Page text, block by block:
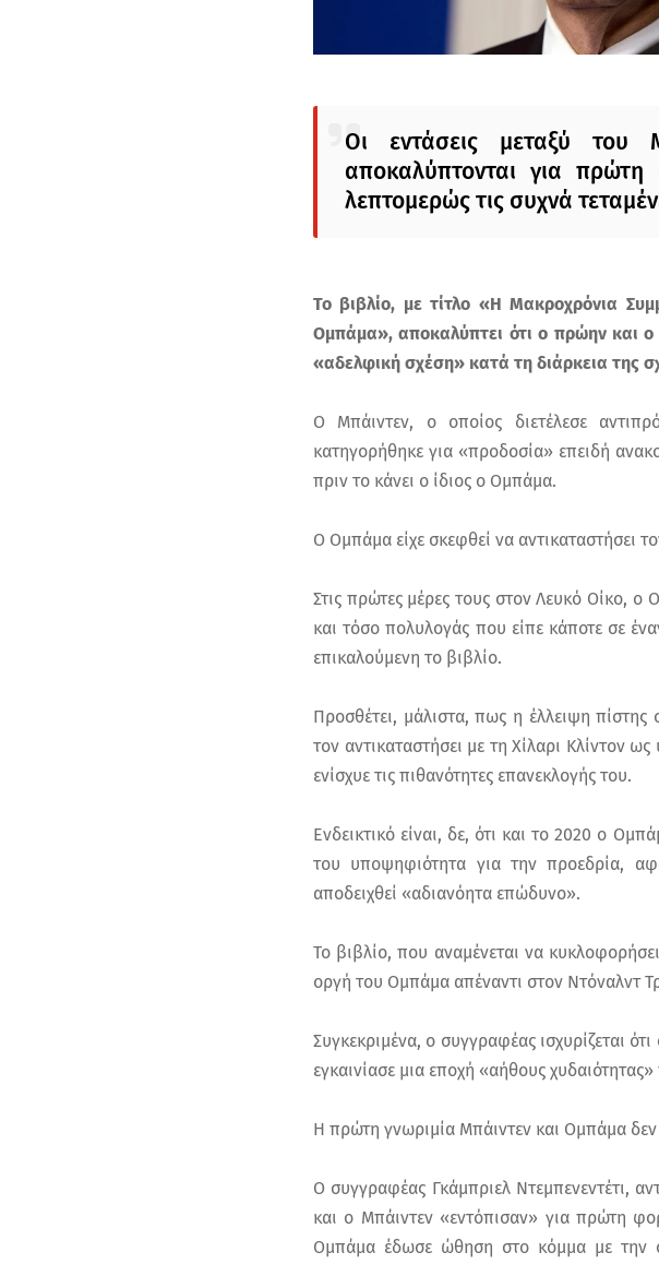
Οι εντάσεις μεταξύ
αποκαλύπτονται για
λεπτομερώς τις συχνά
Το βιβλίο, με τίτλο «Η Μακροχρόνια
Ομπάμα», αποκαλύπτει ότι ο πρώην και
«αδελφική σχέση» κατά τη διάρκεια της
Ο Μπάιντεν, ο οποίος διετέλεσε
κατηγορήθηκε για «προδοσία» επειδή
πριν το κάνει ο ίδιος ο Ομπάμα.
Ο Ομπάμα είχε σκεφθεί να αντικαταστήσει
Στις πρώτες μέρες τους στον Λευκό Οίκο, ο
και τόσο πολυλογάς που είπε κάποτε σε
επικαλούμενη το βιβλίο.
Προσθέτει, μάλιστα, πως η έλλειψη
τον αντικαταστήσει με τη Χίλαρι Κλίντον
ενίσχυε τις πιθανότητες επανεκλογής του.
Ενδεικτικό είναι, δε, ότι και το 2020 ο
του υποψηφιότητα για την προεδρία,
αποδειχθεί «αδιανόητα επώδυνο».
Το βιβλίο, που αναμένεται να
οργή του Ομπάμα απέναντι στον Ντόναλντ
Συγκεκριμένα, ο συγγραφέας ισχυρίζεται
εγκαινίασε μια εποχή «αήθους
Η πρώτη γνωριμία Μπάιντεν και Ομπάμα δεν
Ο συγγραφέας Γκάμπριελ Ντεμπενεντέτι,
και ο Μπάιντεν «εντόπισαν» για πρώτη
Ομπάμα έδωσε ώθηση στο κόμμα με την